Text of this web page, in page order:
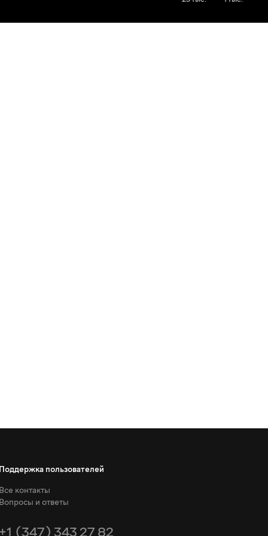
Поддержка пользователей
Все контакты
Вопросы и ответы
+1 (347) 343 27 82